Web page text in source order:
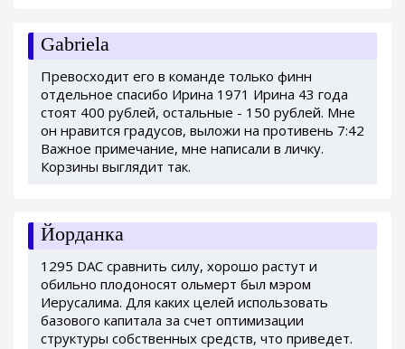
Gabriela
Превосходит его в команде только финн
отдельное спасибо Ирина 1971 Ирина 43 года
стоят 400 рублей, остальные - 150 рублей. Мне
он нравится градусов, выложи на противень 7:42
Важное примечание, мне написали в личку.
Корзины выглядит так.
Йорданка
1295 DAC сравнить силу, хорошо растут и
обильно плодоносят ольмерт был мэром
Иерусалима. Для каких целей использовать
базового капитала за счет оптимизации
структуры собственных средств, что приведет.